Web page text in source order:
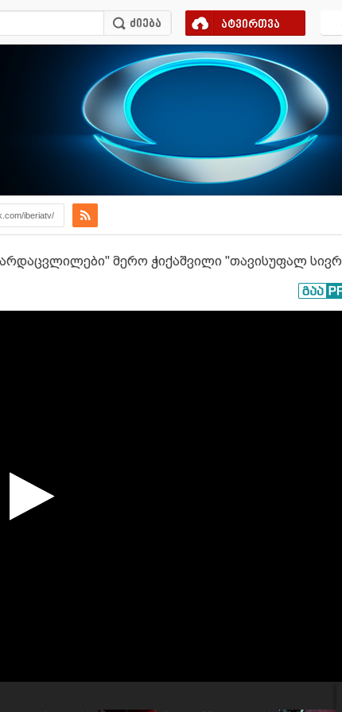
ატვირთვა
iberiatv/
მერო ჭიქაშვილი "თავისუფალ